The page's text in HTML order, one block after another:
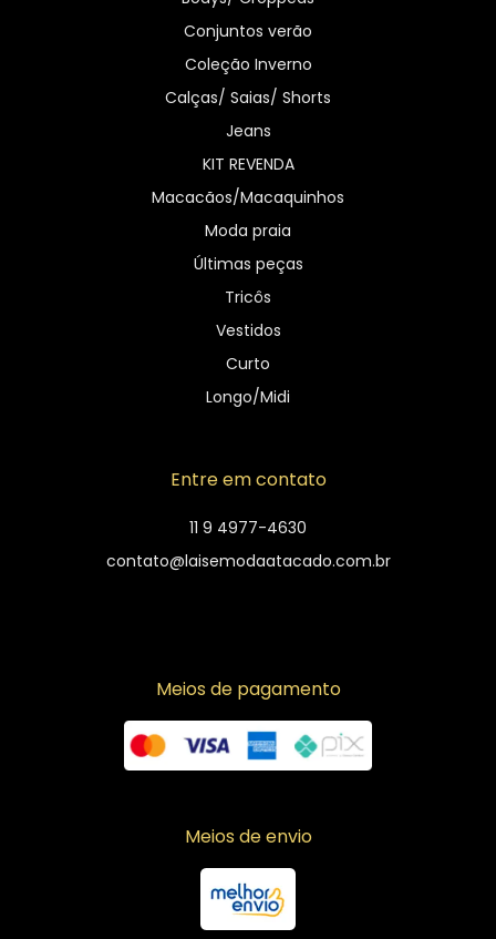
Conjuntos verão
Coleção Inverno
Calças/ Saias/ Shorts
Jeans
KIT REVENDA
Macacãos/Macaquinhos
Moda praia
Últimas peças
Tricôs
Vestidos
Curto
Longo/Midi
Entre em contato
11 9 4977-4630
contato@laisemodaatacado.com.br
Meios de pagamento
Meios de envio